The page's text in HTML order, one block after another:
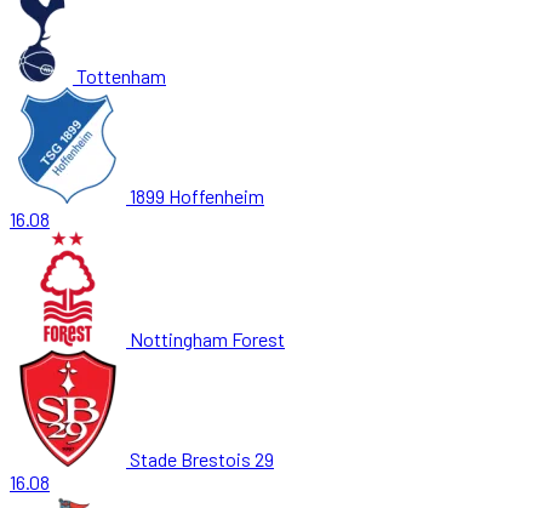
Tottenham
1899 Hoffenheim
16.08
Nottingham Forest
Stade Brestois 29
16.08